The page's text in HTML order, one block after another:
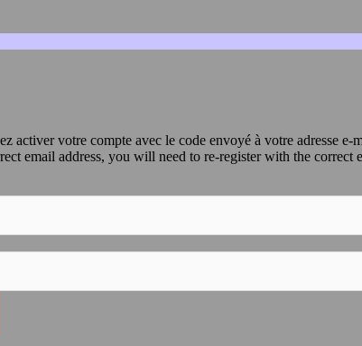
activer votre compte avec le code envoyé à votre adresse
email address, you will need to re-register with the correct